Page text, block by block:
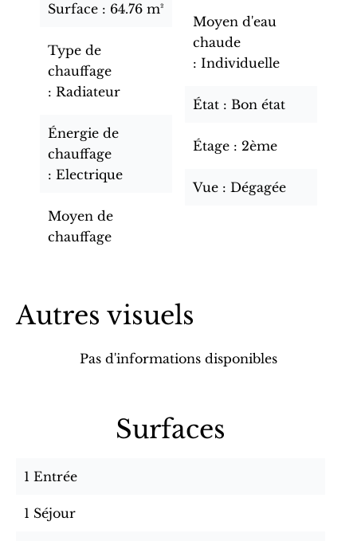
Surface 64.76 m²
Type de
chauffage
Radiateur
Énergie de
chauffage
Electrique
Moyen de
chauffage
Moyen d'eau
chaude
Individuelle
État Bon état
Étage 2ème
Vue Dégagée
Autres visuels
Pas d'informations disponibles
Surfaces
1 Entrée
1 Séjour